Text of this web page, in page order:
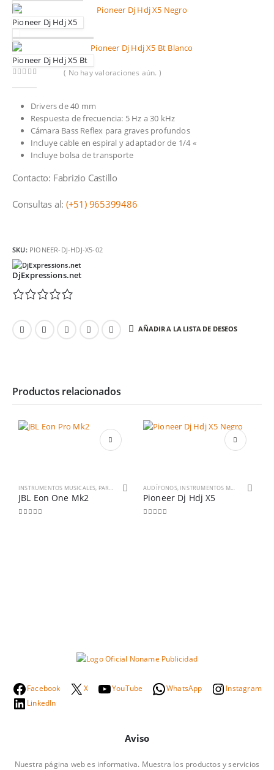
Pioneer Dj Hdj X5
Pioneer Dj Hdj X5 Bt
( No hay valoraciones aún. )
Drivers de 40 mm
Respuesta de frecuencia: 5 Hz a 30 kHz
Cámara Bass Reflex para graves profundos
Incluye cable en espiral y adaptador de 1/4 «
Incluye bolsa de transporte
Contacto: Fabrizio Castillo
Consultas al: (+51) 965399486
SKU: PIONEER-DJ-HDJ-X5-02
DjExpressions.net
AÑADIR A LA LISTA DE DESEOS
Productos relacionados
INSTRUMENTOS MUSICALES, PARLANTES Y BAFLES
JBL Eon One Mk2
AUDÍFONOS, INSTRUMENTOS MUSICALES
Pioneer Dj Hdj X5
Facebook X YouTube WhatsApp
Instagram
LinkedIn
Aviso
Nuestra página web es informativa. Muestra los productos y servicios